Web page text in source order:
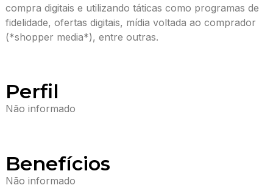
compra digitais e utilizando táticas como programas de
fidelidade, ofertas digitais, mídia voltada ao comprador
(*shopper media*), entre outras.
Perfil
Não informado
Benefícios
Não informado